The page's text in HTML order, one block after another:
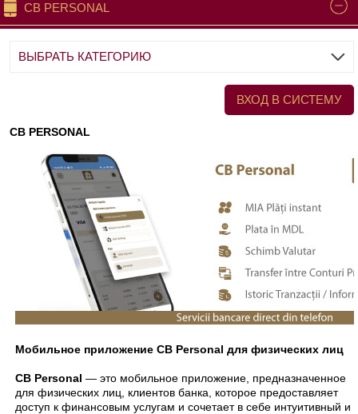
CB PERSONAL
ВЫБРАТЬ КАТЕГОРИЮ
ВХОД В СИСТЕМУ
CB PERSONAL
Мобильное приложение CB Personal для физических лиц
CB Personal — это мобильное приложение, предназначенное
для физических лиц, клиентов банка, которое предоставляет
доступ к финансовым услугам и сочетает в себе интуитивный и